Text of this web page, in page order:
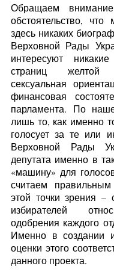
Обращаем
обстоятельство,
здесь никаких
Верховной Рады
интересуют
страниц желтой
сексуальная
финансовая
парламента. По
лишь то, как именно
голосует за те или
Верховной Рады
депутата именно в
«машину» для
считаем
этой точки зрения –
избирателей
одобрения каждого
Именно в создании
оценки этого
данного проекта.